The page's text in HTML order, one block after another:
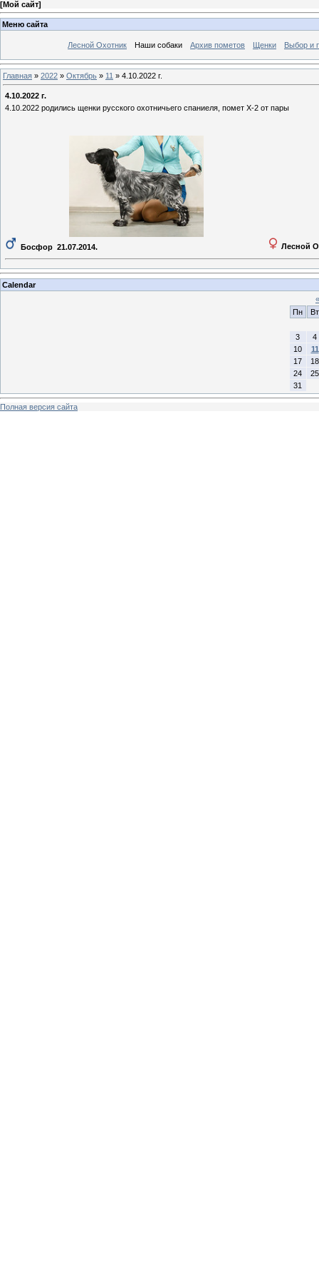
[Мой сайт]
Меню сайта
Лесной Охотник Наши собаки Архив пометов Щенки Выбор и
Главная » 2022 » Октябрь » 11 » 4.10.2022 г.
4.10.2022 г.
4.10.2022 родились щенки русского охотничьего спаниеля, помет Х-2 от пары
Босфор 21.07.2014. Лесной
Calendar
«
Пн
Вт
3
4
10
11
17
18
24
25
31
Полная версия сайта